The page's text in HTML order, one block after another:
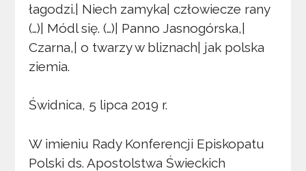
łagodzi.| Niech zamyka| człowiecze rany
(…)| Módl się. (…)| Panno Jasnogórska,|
Czarna,| o twarzy w bliznach| jak polska
ziemia.
Świdnica, 5 lipca 2019 r.
W imieniu Rady Konferencji Episkopatu
Polski ds. Apostolstwa Świeckich